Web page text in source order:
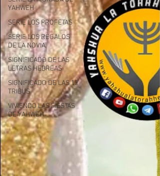
YAHWEH
SERIE LOS PROFETAS
SERIE LOS REGALOS
DE LA NOVIA
SIGNIFICADO DE LAS
LETRAS HEBREAS
SIGNIFICADO DE LAS 12
TRIBUS
VIVIENDO LAS FIESTAS
DE YAHWEH